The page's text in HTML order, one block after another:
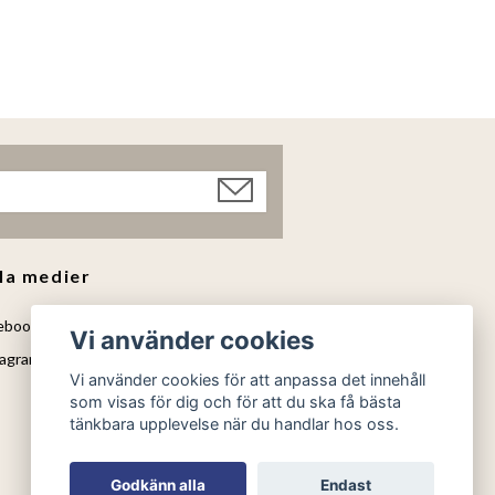
medier
Vi använder cookies
Vi använder cookies för att anpassa det innehåll
som visas för dig och för att du ska få bästa
tänkbara upplevelse när du handlar hos oss.
Godkänn alla
Endast